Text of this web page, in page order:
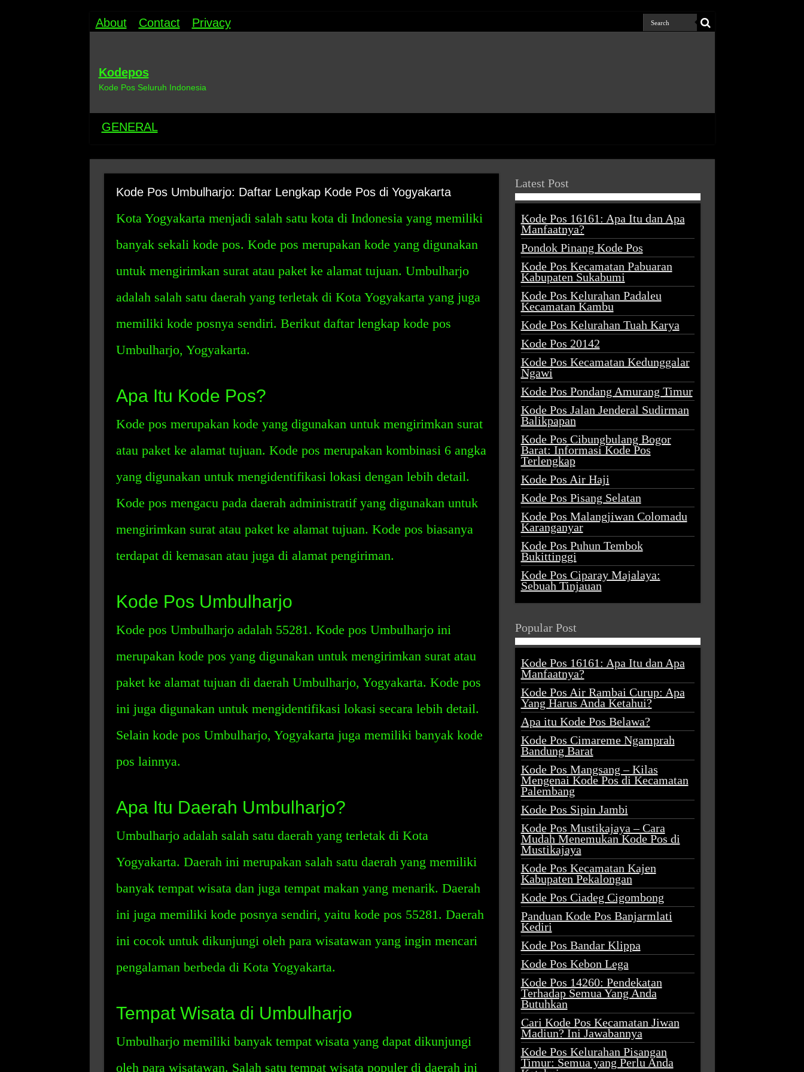
About Contact Privacy
Kodepos
Kode Pos Seluruh Indonesia
GENERAL
Kode Pos Umbulharjo: Daftar Lengkap Kode Pos di Yogyakarta
Kota Yogyakarta menjadi salah satu kota di Indonesia yang memiliki
banyak sekali kode pos. Kode pos merupakan kode yang digunakan
untuk mengirimkan surat atau paket ke alamat tujuan. Umbulharjo
adalah salah satu daerah yang terletak di Kota Yogyakarta yang juga
memiliki kode posnya sendiri. Berikut daftar lengkap kode pos
Umbulharjo, Yogyakarta.
Apa Itu Kode Pos?
Kode pos merupakan kode yang digunakan untuk mengirimkan surat
atau paket ke alamat tujuan. Kode pos merupakan kombinasi 6 angka
yang digunakan untuk mengidentifikasi lokasi dengan lebih detail.
Kode pos mengacu pada daerah administratif yang digunakan untuk
mengirimkan surat atau paket ke alamat tujuan. Kode pos biasanya
terdapat di kemasan atau juga di alamat pengiriman.
Kode Pos Umbulharjo
Kode pos Umbulharjo adalah 55281. Kode pos Umbulharjo ini
merupakan kode pos yang digunakan untuk mengirimkan surat atau
paket ke alamat tujuan di daerah Umbulharjo, Yogyakarta. Kode pos
ini juga digunakan untuk mengidentifikasi lokasi secara lebih detail.
Selain kode pos Umbulharjo, Yogyakarta juga memiliki banyak kode
pos lainnya.
Apa Itu Daerah Umbulharjo?
Umbulharjo adalah salah satu daerah yang terletak di Kota
Yogyakarta. Daerah ini merupakan salah satu daerah yang memiliki
banyak tempat wisata dan juga tempat makan yang menarik. Daerah
ini juga memiliki kode posnya sendiri, yaitu kode pos 55281. Daerah
ini cocok untuk dikunjungi oleh para wisatawan yang ingin mencari
pengalaman berbeda di Kota Yogyakarta.
Tempat Wisata di Umbulharjo
Umbulharjo memiliki banyak tempat wisata yang dapat dikunjungi
oleh para wisatawan. Salah satu tempat wisata populer di daerah ini
Latest Post
Kode Pos 16161: Apa Itu dan Apa
Manfaatnya?
Pondok Pinang Kode Pos
Kode Pos Kecamatan Pabuaran
Kabupaten Sukabumi
Kode Pos Kelurahan Padaleu
Kecamatan Kambu
Kode Pos Kelurahan Tuah Karya
Kode Pos 20142
Kode Pos Kecamatan Kedunggalar
Ngawi
Kode Pos Pondang Amurang Timur
Kode Pos Jalan Jenderal Sudirman
Balikpapan
Kode Pos Cibungbulang Bogor
Barat: Informasi Kode Pos
Terlengkap
Kode Pos Air Haji
Kode Pos Pisang Selatan
Kode Pos Malangjiwan Colomadu
Karanganyar
Kode Pos Puhun Tembok
Bukittinggi
Kode Pos Ciparay Majalaya:
Sebuah Tinjauan
Popular Post
Kode Pos 16161: Apa Itu dan Apa
Manfaatnya?
Kode Pos Air Rambai Curup: Apa
Yang Harus Anda Ketahui?
Apa itu Kode Pos Belawa?
Kode Pos Cimareme Ngamprah
Bandung Barat
Kode Pos Mangsang – Kilas
Mengenai Kode Pos di Kecamatan
Palembang
Kode Pos Sipin Jambi
Kode Pos Mustikajaya – Cara
Mudah Menemukan Kode Pos di
Mustikajaya
Kode Pos Kecamatan Kajen
Kabupaten Pekalongan
Kode Pos Ciadeg Cigombong
Panduan Kode Pos Banjarmlati
Kediri
Kode Pos Bandar Klippa
Kode Pos Kebon Lega
Kode Pos 14260: Pendekatan
Terhadap Semua Yang Anda
Butuhkan
Cari Kode Pos Kecamatan Jiwan
Madiun? Ini Jawabannya
Kode Pos Kelurahan Pisangan
Timur: Semua yang Perlu Anda